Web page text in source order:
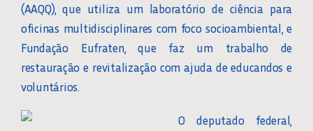
(AAQQ), que utiliza um laboratório de ciência para
oficinas multidisciplinares com foco socioambiental, e
Fundação Eufraten, que faz um trabalho de
restauração e revitalização com ajuda de educandos e
voluntários.
O deputado federal,